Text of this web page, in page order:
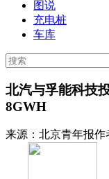
图说
充电桩
车库
北汽与孚能科技
8GWH
来源： 北京青年报作